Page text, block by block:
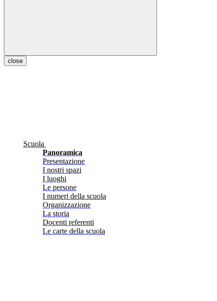
close
Scuola
Panoramica
Presentazione
I nostri spazi
I luoghi
Le persone
I numeri della scuola
Organizzazione
La storia
Docenti referenti
Le carte della scuola